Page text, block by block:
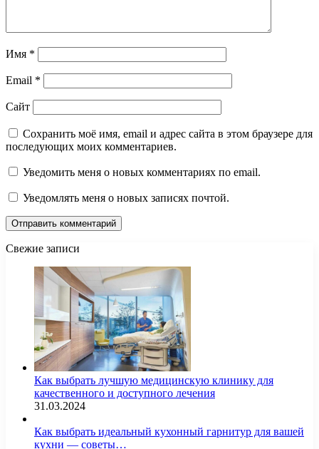
Имя *
Email *
Сайт
Сохранить моё имя, email и адрес сайта в этом браузере для
последующих моих комментариев.
Уведомить меня о новых комментариях по email.
Уведомлять меня о новых записях почтой.
Свежие записи
Как выбрать лучшую медицинскую клинику для
качественного и доступного лечения
31.03.2024
Как выбрать идеальный кухонный гарнитур для вашей
кухни — советы…